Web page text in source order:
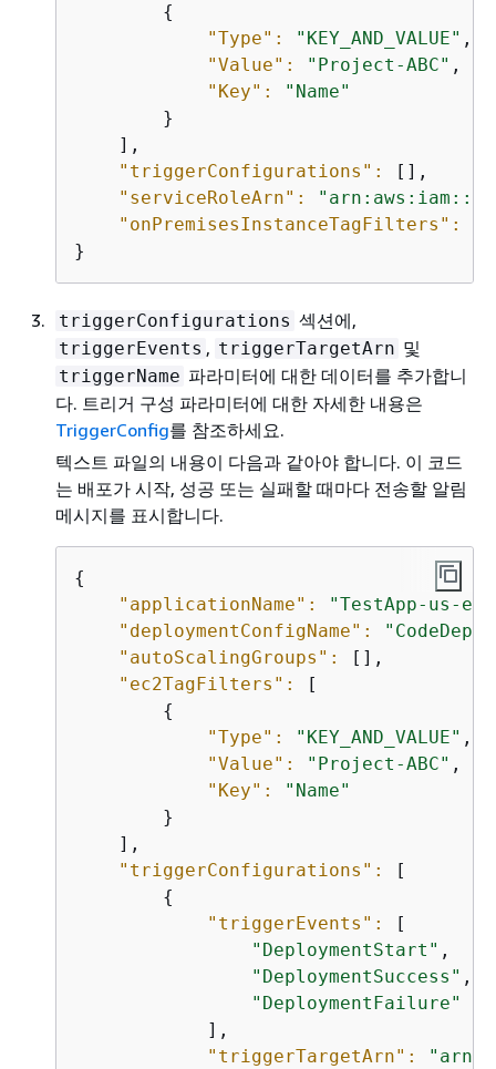
{
"Type":
"KEY_AND_VALUE" ,
"Value":
"Project-ABC" ,
"Key":
"Name"
        }
    ],
"triggerConfigurations":
[],
"serviceRoleArn":
"onPremisesInstanceTagFilters":
}
triggerConfigurations 섹션에,
triggerEvents , triggerTargetArn 및
triggerName 파라미터에 대한 데이터를 추가합니
다. 트리거 구성 파라미터에 대한 자세한 내용은
TriggerConfig를 참조하세요.
텍스트 파일의 내용이 다음과 같아야 합니다. 이 코드
는 배포가 시작, 성공 또는 실패할 때마다 전송할 알림
메시지를 표시합니다.
{
"applicationName":
"TestApp-us-
"deploymentConfigName":
"autoScalingGroups":
[],
"ec2TagFilters":
[
{
"Type":
"KEY_AND_VALUE" ,
"Value":
"Project-ABC" ,
"Key":
"Name"
        }
    ],
"triggerConfigurations":
[
{
"triggerEvents":
[
"DeploymentStart" ,
"DeploymentSuccess" ,
"DeploymentFailure"
            ],
"triggerTargetArn":